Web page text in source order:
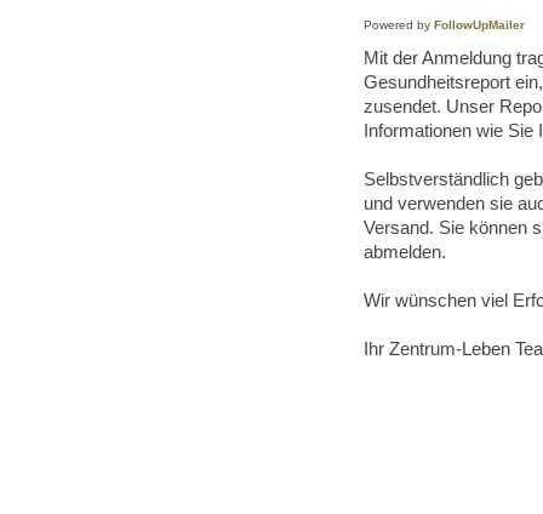
Powered by FollowUpMailer
Mit der Anmeldung
Gesundheitsreport
zusendet. Unser
Informationen wie
Selbstverständlich
und verwenden sie
Versand. Sie können
abmelden.
Wir wünschen viel
Ihr Zentrum-Leben